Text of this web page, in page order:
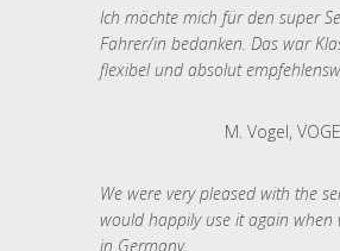
Ich möchte mich für den super
Fahrer/in bedanken. Das war
flexibel und absolut
M. Vogel,
We were very pleased with the
would happily use it again when
in Germany.